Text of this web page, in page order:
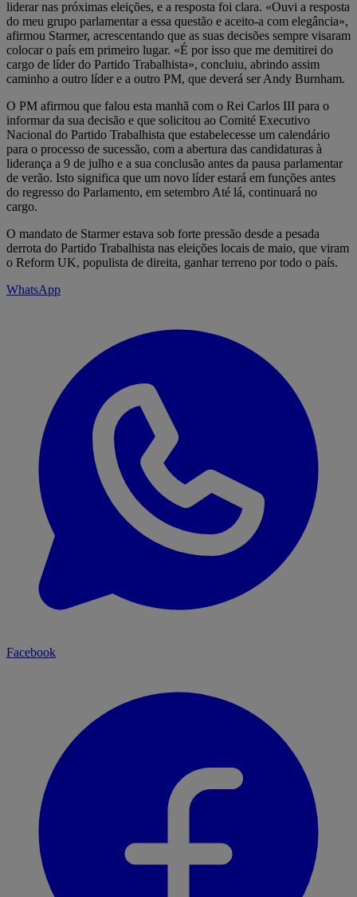
liderar nas próximas eleições, e a resposta foi clara. «Ouvi a resposta
do meu grupo parlamentar a essa questão e aceito-a com elegância»,
afirmou Starmer, acrescentando que as suas decisões sempre visaram
colocar o país em primeiro lugar. «É por isso que me demitirei do
cargo de líder do Partido Trabalhista», concluiu, abrindo assim
caminho a outro líder e a outro PM, que deverá ser Andy Burnham.
O PM afirmou que falou esta manhã com o Rei Carlos III para o
informar da sua decisão e que solicitou ao Comité Executivo
Nacional do Partido Trabalhista que estabelecesse um calendário
para o processo de sucessão, com a abertura das candidaturas à
liderança a 9 de julho e a sua conclusão antes da pausa parlamentar
de verão. Isto significa que um novo líder estará em funções antes
do regresso do Parlamento, em setembro Até lá, continuará no
cargo.
O mandato de Starmer estava sob forte pressão desde a pesada
derrota do Partido Trabalhista nas eleições locais de maio, que viram
o Reform UK, populista de direita, ganhar terreno por todo o país.
WhatsApp
Facebook